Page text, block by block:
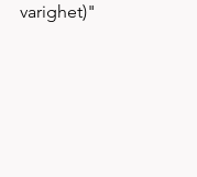
varighet)"